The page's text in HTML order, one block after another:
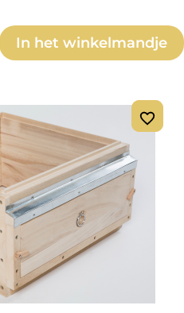
Voer de
In het winkelmandje